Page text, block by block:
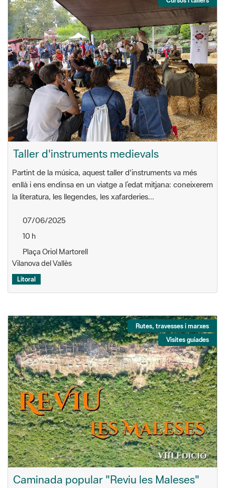
Taller d'instruments medievals
Partint de la música, aquest taller d'instruments va més
enllà i ens endinsa en un viatge a l’edat mitjana: coneixerem
la literatura, les llegendes, les xafarderies...
07/06/2025
10 h
Plaça Oriol Martorell
Vilanova del Vallès
Litoral
Rutes, travesses i marxes
Visites guiades
Caminada popular "Reviu les Maleses"